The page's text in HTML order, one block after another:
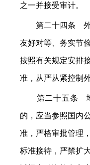
之一并接受审计。
第二十四条 外宾
友好对等、务实节
按照有关规定安排
准，从严从紧控制
第二十五条 地
的，应当参照国内
准，严格审批管理
标准接待，严禁扩